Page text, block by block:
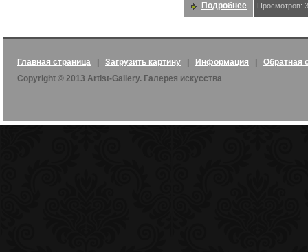
Подробнее Просмотров:
Главная страница Загрузить картину Информация
Обратная
Copyright © 2013 Artist-Gallery. Галерея искусства